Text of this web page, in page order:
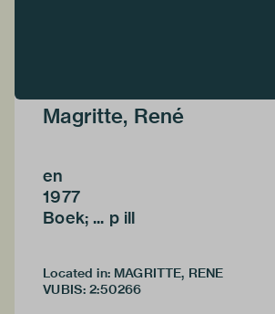
Magritte, René
en
1977
Boek; ... p ill
Located in: MAGRITTE, RENE
VUBIS: 2:50266